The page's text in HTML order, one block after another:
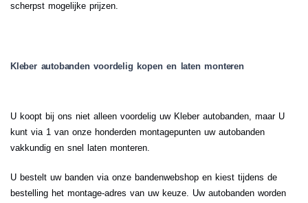
scherpst mogelijke prijzen.
Kleber autobanden voordelig kopen en laten monteren
U koopt bij ons niet alleen voordelig uw Kleber autobanden, maar U
kunt via 1 van onze honderden montagepunten uw autobanden
vakkundig en snel laten monteren.
U bestelt uw banden via onze bandenwebshop en kiest tijdens de
bestelling het montage-adres van uw keuze. Uw autobanden worden